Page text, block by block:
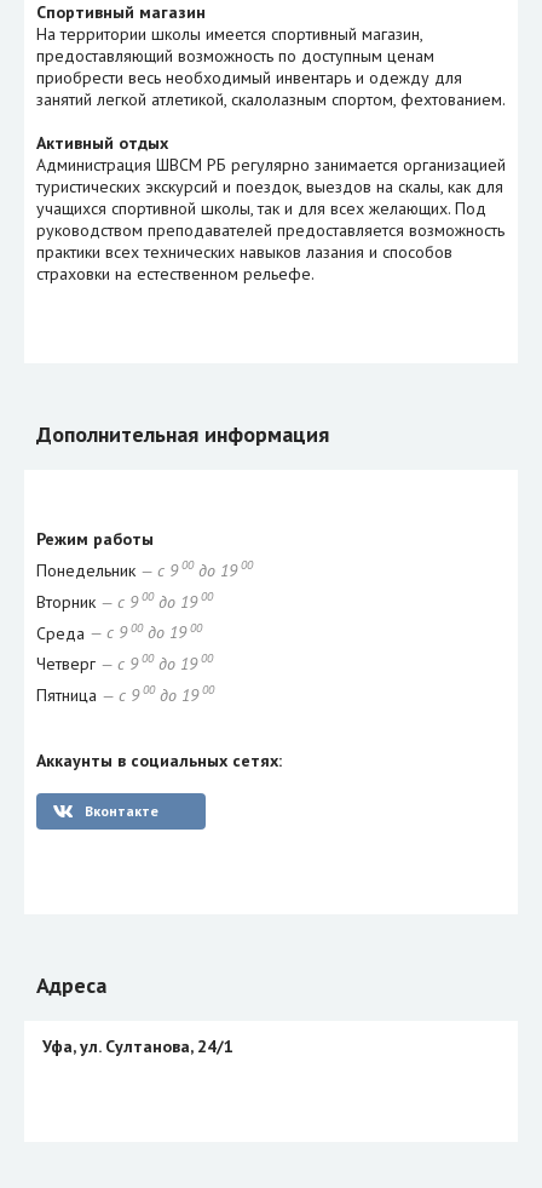
Спортивный магазин
На территории школы имеется спортивный магазин,
предоставляющий возможность по доступным ценам
приобрести весь необходимый инвентарь и одежду для
занятий легкой атлетикой, скалолазным спортом, фехтованием.
Активный отдых
Администрация ШВСМ РБ регулярно занимается организацией
туристических экскурсий и поездок, выездов на скалы, как для
учащихся спортивной школы, так и для всех желающих. Под
руководством преподавателей предоставляется возможность
практики всех технических навыков лазания и способов
страховки на естественном рельефе.
Дополнительная информация
Режим работы
Понедельник — с 9 00до 19 00
Вторник — с 9 00до 19 00
Среда — с 9 00до 19 00
Четверг — с 9 00до 19 00
Пятница — с 9 00до 19 00
Аккаунты в социальных сетях:
Вконтакте
Адреса
Уфа, ул. Султанова, 24/1